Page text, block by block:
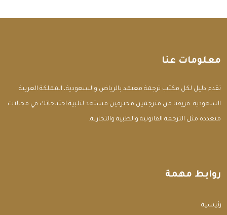
معلومات عنا
تقدم دليل لكل مكتب ترجمة معتمد بالرياض والسعودية، المملكة العربية
السعودية. فريقنا من مترجمين محترفين مستعد لتلبية احتياجاتك في مجالات
متعددة مثل الترجمة القانونية والطبية والتجارية.
روابط مهمة
الرئيسية